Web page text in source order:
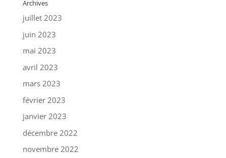
Archives
juillet 2023
juin 2023
mai 2023
avril 2023
mars 2023
février 2023
janvier 2023
décembre 2022
novembre 2022